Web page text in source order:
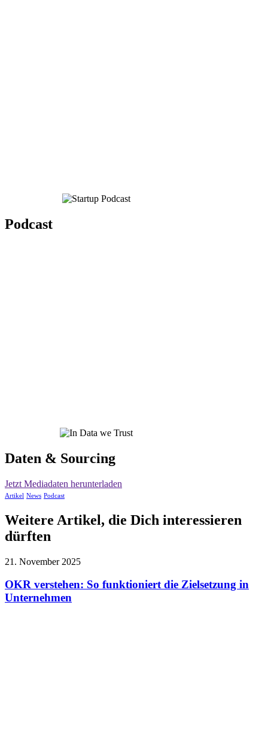
Podcast
Daten & Sourcing
Jetzt Mediadaten herunterladen
Artikel News Podcast
Weitere Artikel, die Dich interessieren
dürften
21. November 2025
OKR verstehen: So funktioniert die Zielsetzung in
Unternehmen